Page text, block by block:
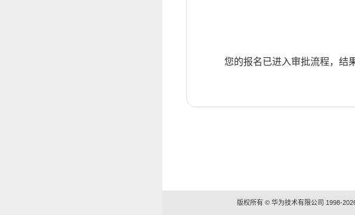
您的报名已进入审批流程，结
版权所有 © 华为技术有限公司 1998-